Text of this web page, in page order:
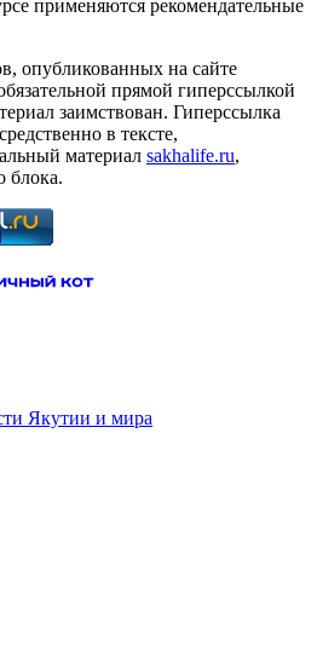
применяются рекомендательные
опубликованных на сайте
прямой гиперссылкой
заимствован. Гиперссылка
в тексте,
материал sakhalife.ru,
блока.
Якутии и мира